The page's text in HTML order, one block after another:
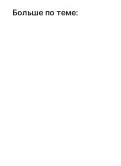
Больше по теме: